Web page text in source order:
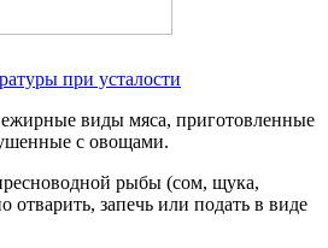
при усталости
виды мяса, приготовленные
с овощами.
рыбы (сом, щука,
отварить, запечь или подать в виде